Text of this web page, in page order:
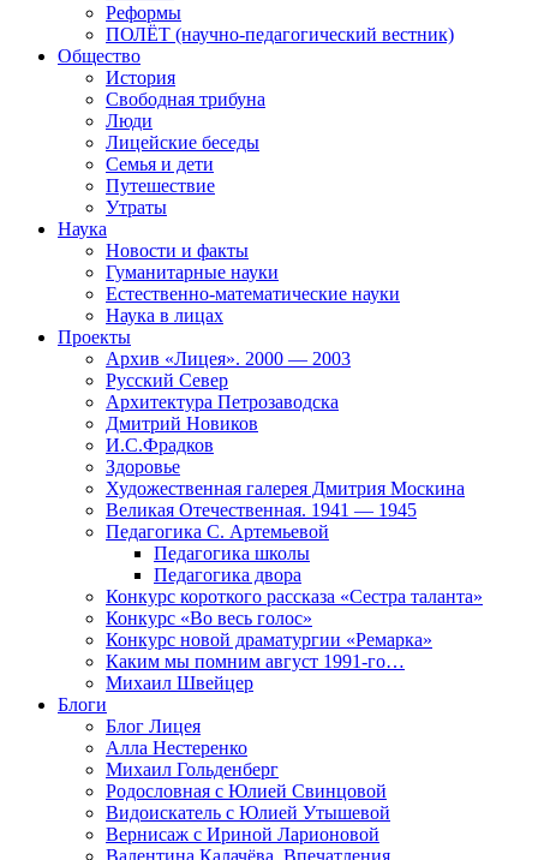
Реформы
ПОЛЁТ (научно-педагогический вестник)
Общество
История
Свободная трибуна
Люди
Лицейские беседы
Семья и дети
Путешествие
Утраты
Наука
Новости и факты
Гуманитарные науки
Естественно-математические науки
Наука в лицах
Проекты
Архив «Лицея». 2000 — 2003
Русский Север
Архитектура Петрозаводска
Дмитрий Новиков
И.С.Фрадков
Здоровье
Художественная галерея Дмитрия Москина
Великая Отечественная. 1941 — 1945
Педагогика С. Артемьевой
Педагогика школы
Педагогика двора
Конкурс короткого рассказа «Сестра таланта»
Конкурс «Во весь голос»
Конкурс новой драматургии «Ремарка»
Каким мы помним август 1991-го…
Михаил Швейцер
Блоги
Блог Лицея
Алла Нестеренко
Михаил Гольденберг
Родословная с Юлией Свинцовой
Видоискатель с Юлией Утышевой
Вернисаж с Ириной Ларионовой